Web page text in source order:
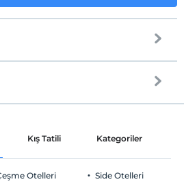
alanlar ve tüm odalar
Kış Tatili Kategoriler
Otelleri Side Otelleri